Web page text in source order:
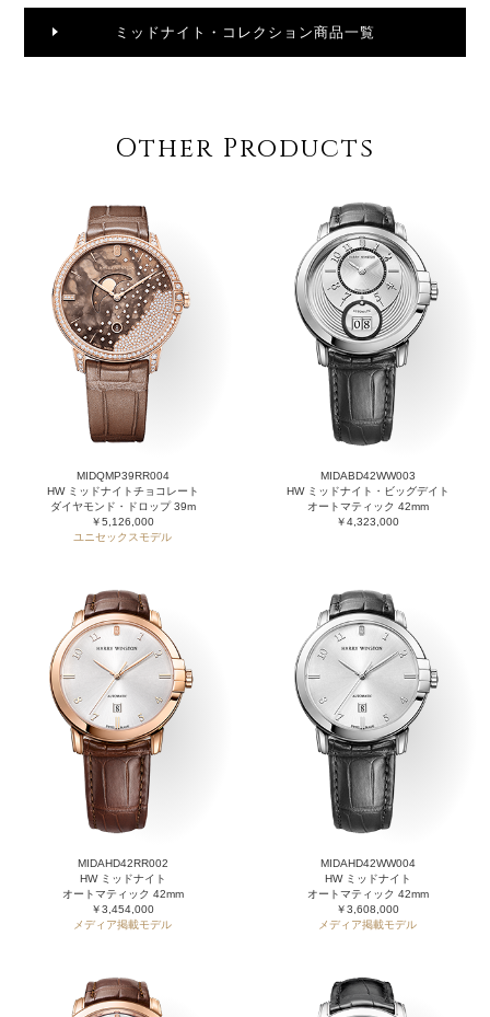
ミッドナイト・コレクション商品一覧
Other Products
MIDQMP39RR004
HW ミッドナイトチョコレート
ダイヤモンド・ドロップ 39m
￥5,126,000
ユニセックスモデル
MIDABD42WW003
HW ミッドナイト・ビッグデイト
オートマティック 42mm
￥4,323,000
MIDAHD42RR002
HW ミッドナイト
オートマティック 42mm
￥3,454,000
メディア掲載モデル
MIDAHD42WW004
HW ミッドナイト
オートマティック 42mm
￥3,608,000
メディア掲載モデル